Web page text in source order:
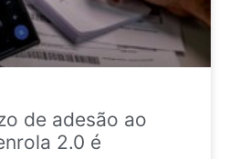
de adesão ao
2.0 é